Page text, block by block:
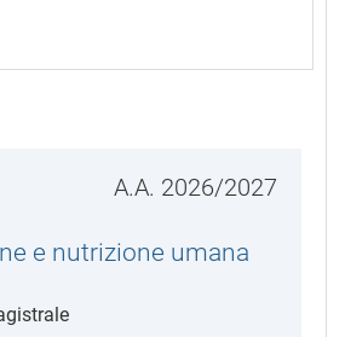
A.A. 2026/2027
e nutrizione umana